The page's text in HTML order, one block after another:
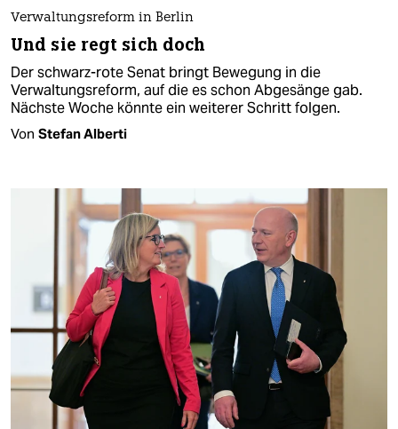
Verwaltungsreform in Berlin
Und sie regt sich doch
Der schwarz-rote Senat bringt Bewegung in die
Verwaltungsreform, auf die es schon Abgesänge gab.
Nächste Woche könnte ein weiterer Schritt folgen.
Von Stefan Alberti